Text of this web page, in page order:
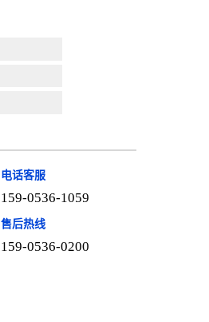
电话客服
159-0536-1059
售后热线
159-0536-0200